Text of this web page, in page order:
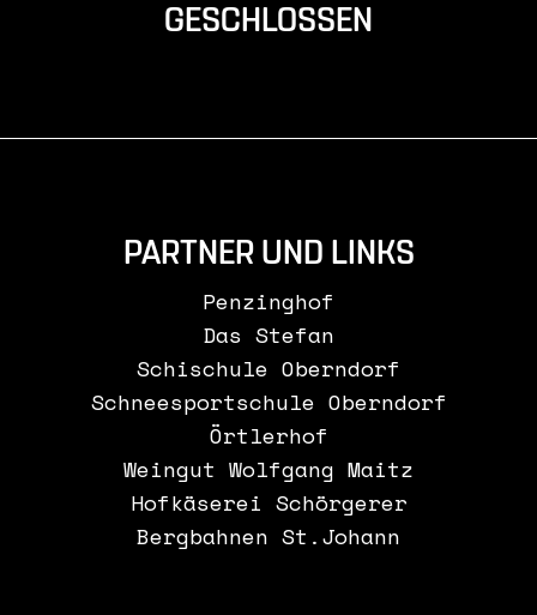
GESCHLOSSEN
PARTNER UND LINKS
Penzinghof
Das Stefan
Schischule Oberndorf
Schneesportschule Oberndorf
Örtlerhof
Weingut Wolfgang Maitz
Hofkäserei Schörgerer
Bergbahnen St.Johann